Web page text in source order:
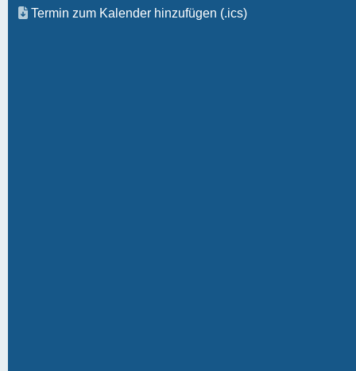
Termin zum Kalender hinzufügen (.ics)